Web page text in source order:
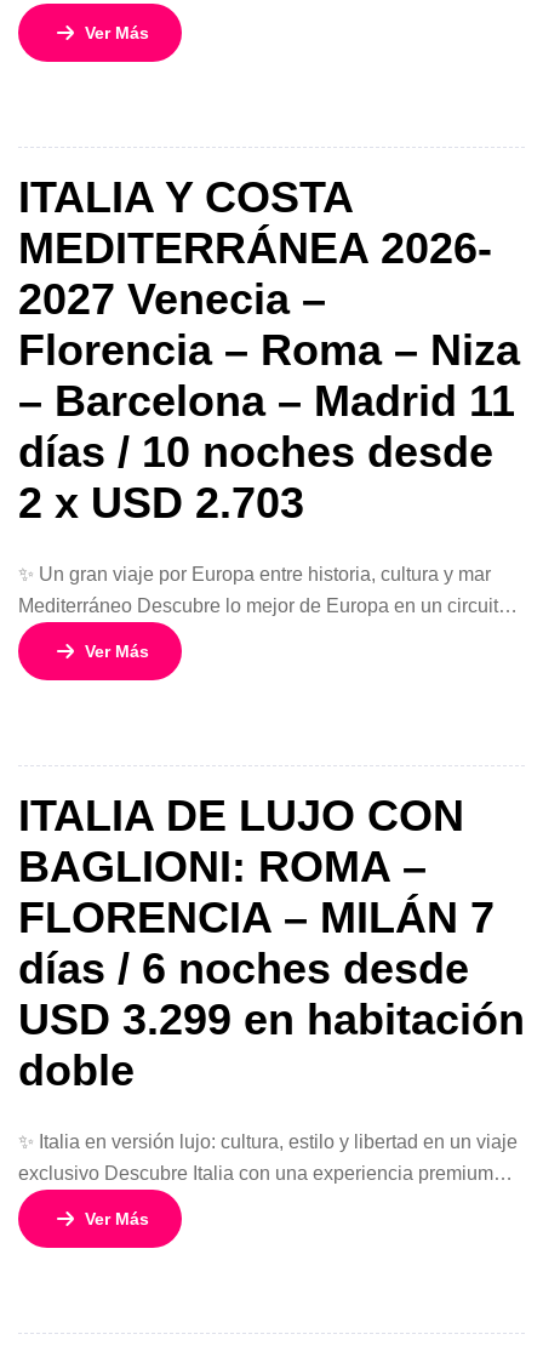
en este circuito de 10 días y 9 noches, que combina
ciudades icónicas, paisajes inolvidables y experiencias
[…]
Ver Más
ITALIA Y COSTA
MEDITERRÁNEA 2026-
2027 Venecia –
Florencia – Roma – Niza
– Barcelona – Madrid 11
días / 10 noches desde
2 x USD 2.703
✨ Un gran viaje por Europa entre historia, cultura y mar
Mediterráneo Descubre lo mejor de Europa en un circuito
completo que combina Italia, la Costa Azul francesa y las
vibrantes ciudades de España. Este viaje de 11 días y 10
Ver Más
ITALIA DE LUJO CON
BAGLIONI: ROMA –
FLORENCIA – MILÁN 7
días / 6 noches desde
USD 3.299 en habitación
doble
✨ Italia en versión lujo: cultura, estilo y libertad en un viaje
exclusivo Descubre Italia con una experiencia premium
que combina lo mejor del arte, la historia y la elegancia
europea. Este programa de 7 días y 6 noches te lleva por
Ver Más